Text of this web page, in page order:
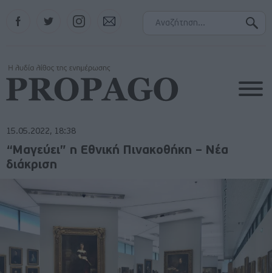
Instagram
15.05.2022, 18:38
“Μαγεύει” η Εθνική Πινακοθήκη – Νέα
διάκριση